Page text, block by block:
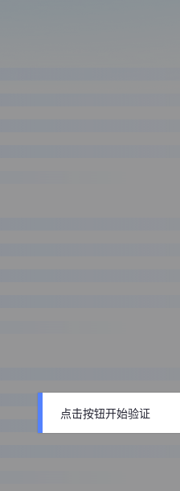
点击按钮开始验证